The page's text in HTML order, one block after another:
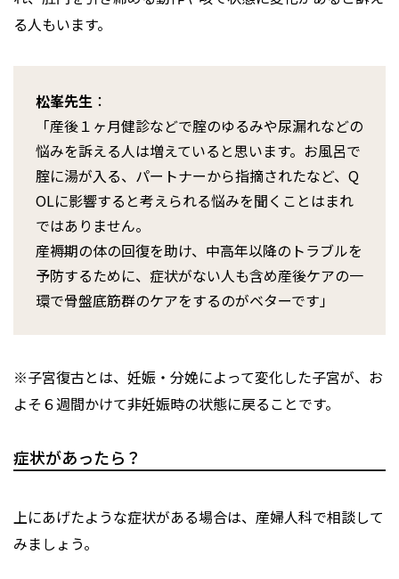
る人もいます。
松峯先生 ：
「産後１ヶ月健診などで腟のゆるみや尿漏れなどの
悩みを訴える人は増えていると思います。お風呂で
腟に湯が入る、パートナーから指摘されたなど、Q
OLに影響すると考えられる悩みを聞くことはまれ
ではありません。
産褥期の体の回復を助け、中高年以降のトラブルを
予防するために、症状がない人も含め産後ケアの一
環で骨盤底筋群のケアをするのがベターです」
※子宮復古とは、妊娠・分娩によって変化した子宮が、お
よそ６週間かけて非妊娠時の状態に戻ることです。
症状があったら？
上にあげたような症状がある場合は、産婦人科で相談して
みましょう。